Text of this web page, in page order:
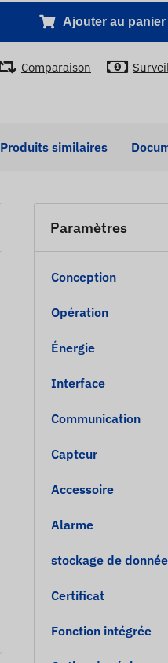
Ajouter au panier
Comparaison
Produits similaires
Paramètres
Conception
Opération
Énergie
Interface
Communication
Capteur
Accessoire
Alarme
stockage de
Certificat
Fonction intégrée